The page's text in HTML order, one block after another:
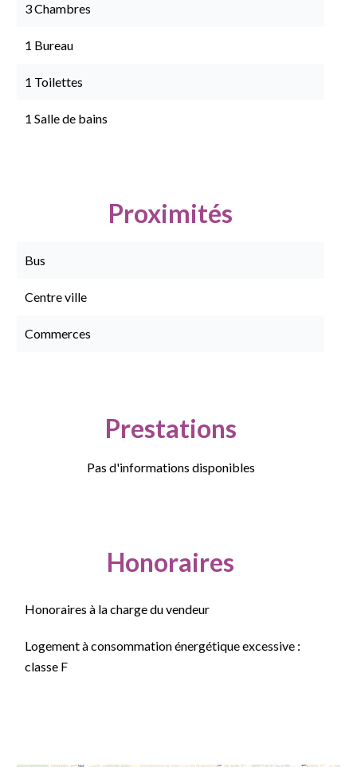
3 Chambres
1 Bureau
1 Toilettes
1 Salle de bains
Proximités
Bus
Centre ville
Commerces
Prestations
Pas d'informations disponibles
Honoraires
Honoraires à la charge du vendeur
Logement à consommation énergétique excessive :
classe F